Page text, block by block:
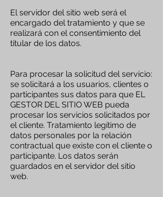
El servidor del sitio web será el
encargado del tratamiento y que se
realizará con el consentimiento del
titular de los datos.
Para procesar la solicitud del servicio:
se solicitará a los usuarios, clientes o
participantes sus datos para que EL
GESTOR DEL SITIO WEB pueda
procesar los servicios solicitados por
el cliente. Tratamiento legítimo de
datos personales por la relación
contractual que existe con el cliente o
participante. Los datos serán
guardados en el servidor del sitio
web.